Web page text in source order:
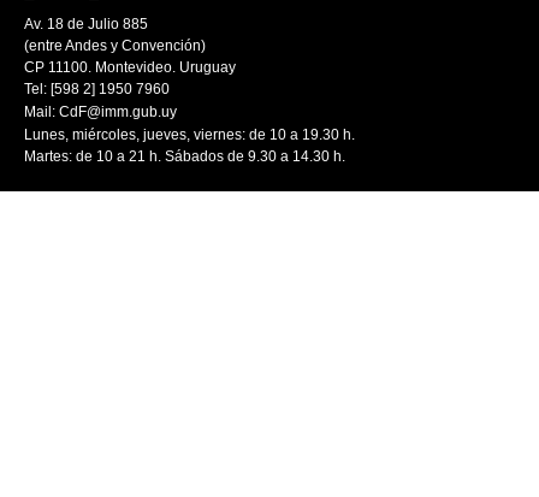
Av. 18 de Julio 885
(entre Andes y Convención)
CP 11100. Montevideo. Uruguay
Tel: [598 2] 1950 7960
Mail: CdF@imm.gub.uy
Lunes, miércoles, jueves, viernes: de 10 a 19.30 h.
Martes: de 10 a 21 h. Sábados de 9.30 a 14.30 h.